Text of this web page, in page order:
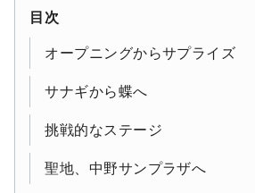
目次
オープニングからサプライズ
サナギから蝶へ
挑戦的なステージ
聖地、中野サンプラザへ